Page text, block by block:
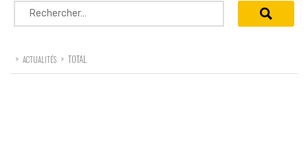
Rechercher :
> ACTUALITÉS > TOTAL